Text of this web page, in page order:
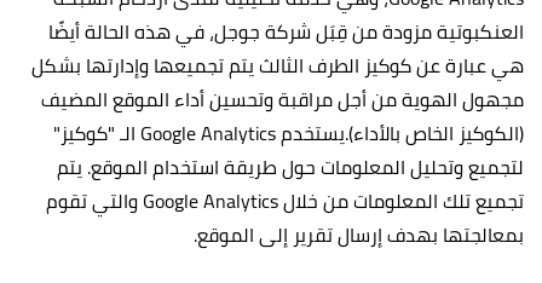
العنكبوتية مزودة من قِبَل شركة جوجل، في هذه الحالة أيضًا
هي عبارة عن كوكيز الطرف الثالث يتم تجميعها وإدارتها بشكل
مجهول الهوية من أجل مراقبة وتحسين أداء الموقع المضيف
(الكوكيز الخاص بالأداء).يستخدم Google Analytics الـ "كوكيز"
لتجميع وتحليل المعلومات حول طريقة استخدام الموقع. يتم
تجميع تلك المعلومات من خلال Google Analytics والتي تقوم
بمعالجتها بهدف إرسال تقرير إلى الموقع.